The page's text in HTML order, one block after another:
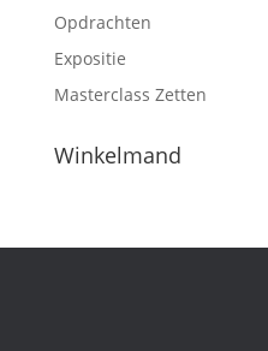
Opdrachten
Expositie
Masterclass Zetten
Winkelmand